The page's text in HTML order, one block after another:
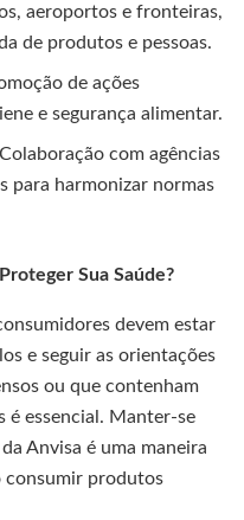
aeroportos e fronteiras,
de produtos e pessoas.
de ações
e segurança alimentar.
Colaboração com agências
para harmonizar normas
Sua Saúde?
devem estar
e seguir as orientações
ou que contenham
é essencial. Manter-se
Anvisa é uma maneira
consumir produtos